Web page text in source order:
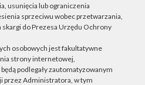
usunięcia lub ograniczenia
sprzeciwu wobec przetwarzania,
skargi do Prezesa Urzędu Ochrony
osobowych jest fakultatywne
strony internetowej,
podlegały zautomatyzowanym
przez Administratora, w tym